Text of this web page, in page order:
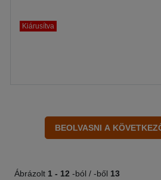
Kiárusítva
Ábrázolt 1 - 12 -ból / -ből 13